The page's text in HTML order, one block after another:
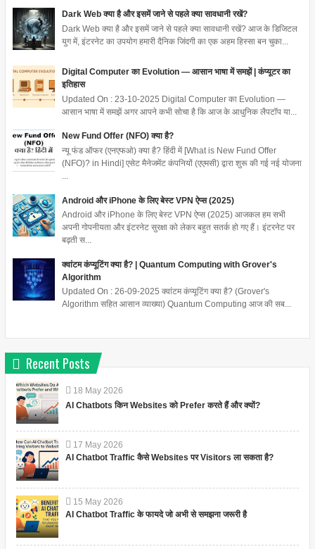
Dark Web क्या है और इसमें जाने से पहले क्या सावधानी रखें?
Dark Web क्या है और इसमें जाने से पहले क्या सावधानी रखें? आज के डिजिटल
युग में, इंटरनेट का उपयोग हमारी दैनिक जिंदगी का एक अहम हिस्सा बन चुका...
Digital Computer का Evolution — आसान भाषा में समझें | कंप्यूटर का
इतिहास
Updated On : 23-10-2025 Digital Computer का Evolution —
आसान भाषा में समझें अगर आपने कभी सोचा है कि आज के आधुनिक लैपटॉप या...
New Fund Offer (NFO) क्या है?
न्यू फंड ऑफर (एनएफओ) क्या है? हिंदी में [What is New Fund Offer
(NFO)? in Hindi] एसेट मैनेजमेंट कंपनियों (एएमसी) द्वारा शुरू की गई नई योजना
...
Android और iPhone के लिए बेस्ट VPN ऐप्स (2025)
Android और iPhone के लिए बेस्ट VPN ऐप्स (2025) आजकल हम सभी
अपनी गोपनीयता और इंटरनेट सुरक्षा को लेकर बहुत सतर्क हो गए हैं। इंटरनेट पर
बढ़ती स...
क्वांटम कंप्यूटिंग क्या है? | Quantum Computing with Grover's
Algorithm
Updated On : 26-09-2025 क्वांटम कंप्यूटिंग क्या है? (Grover's
Algorithm सहित आसान व्याख्या) Quantum Computing आज की सब...
Recent Posts
18 May 2026
AI Chatbots किन Websites को Prefer करते हैं और क्यों?
17 May 2026
AI Chatbot Traffic कैसे Websites पर Visitors ला सकता है?
15 May 2026
AI Chatbot Traffic के फायदे जो अभी से समझना जरूरी है